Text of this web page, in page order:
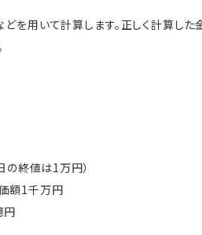
を用いて計算します。正しく計算し
の終値は1万円）
額1千万円
円